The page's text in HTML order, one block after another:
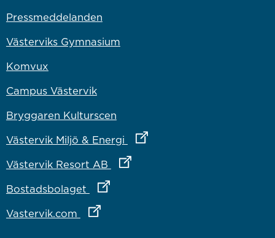
Pressmeddelanden
Västerviks Gymnasium
Komvux
Campus Västervik
Bryggaren Kulturscen
Västervik Miljö & Energi
Länk till annan webbplats
Västervik Resort AB Länk till annan webbplats
Bostadsbolaget Länk till annan webbplats
Vastervik.com Länk till annan webbplats